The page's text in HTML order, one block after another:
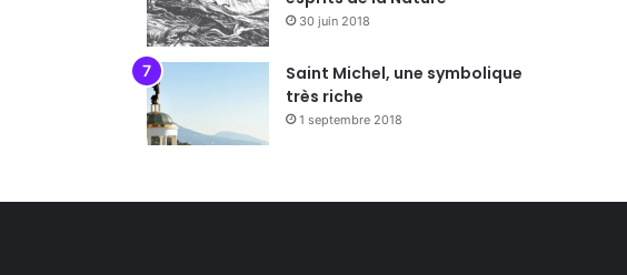
30 juin 2018
Saint Michel, une symbolique
très riche
1 septembre 2018